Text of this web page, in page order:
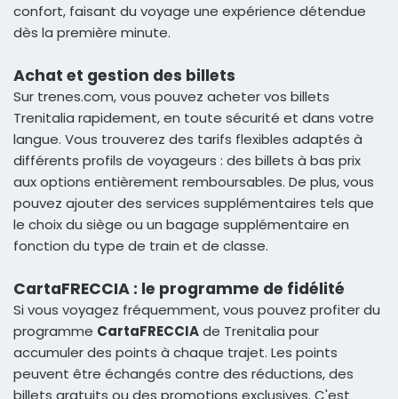
confort, faisant du voyage une expérience détendue
dès la première minute.
Achat et gestion des billets
Sur trenes.com, vous pouvez acheter vos billets
Trenitalia rapidement, en toute sécurité et dans votre
langue. Vous trouverez des tarifs flexibles adaptés à
différents profils de voyageurs : des billets à bas prix
aux options entièrement remboursables. De plus, vous
pouvez ajouter des services supplémentaires tels que
le choix du siège ou un bagage supplémentaire en
fonction du type de train et de classe.
CartaFRECCIA : le programme de fidélité
Si vous voyagez fréquemment, vous pouvez profiter du
programme CartaFRECCIAde Trenitalia pour
accumuler des points à chaque trajet. Les points
peuvent être échangés contre des réductions, des
billets gratuits ou des promotions exclusives. C'est